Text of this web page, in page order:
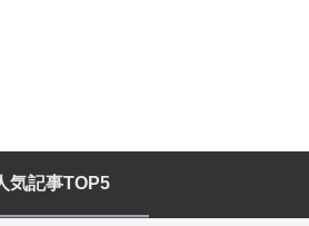
気記事TOP5